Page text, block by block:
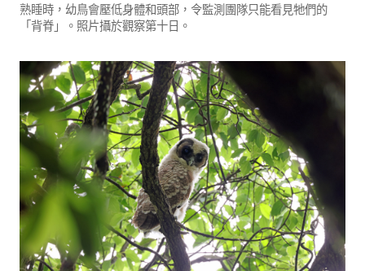
熟睡時，幼鳥會壓低身體和頭部，令監測團隊只能看見牠們的
「背脊」。照片攝於觀察第十日。